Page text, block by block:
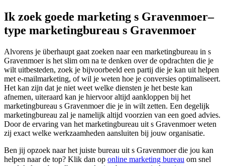
Ik zoek goede marketing s Gravenmoer–
type marketingbureau s Gravenmoer
Alvorens je überhaupt gaat zoeken naar een marketingbureau in s
Gravenmoer is het slim om na te denken over de opdrachten die je
wilt uitbesteden, zoek je bijvoorbeeld een partij die je kan uit helpen
met e-mailmarketing, of wil je weten hoe je conversies optimaliseert.
Het kan zijn dat je niet weet welke diensten je het beste kan
afnemen, uiteraard kan je hiervoor altijd aankloppen bij het
marketingbureau s Gravenmoer die je in wilt zetten. Een degelijk
marketingbureau zal je namelijk altijd voorzien van een goed advies.
Door de ervaring van het marketingbureau uit s Gravenmoer weten
zij exact welke werkzaamheden aansluiten bij jouw organisatie.
Ben jij opzoek naar het juiste bureau uit s Gravenmoer die jou kan
helpen naar de top? Klik dan op online marketing bureau om snel